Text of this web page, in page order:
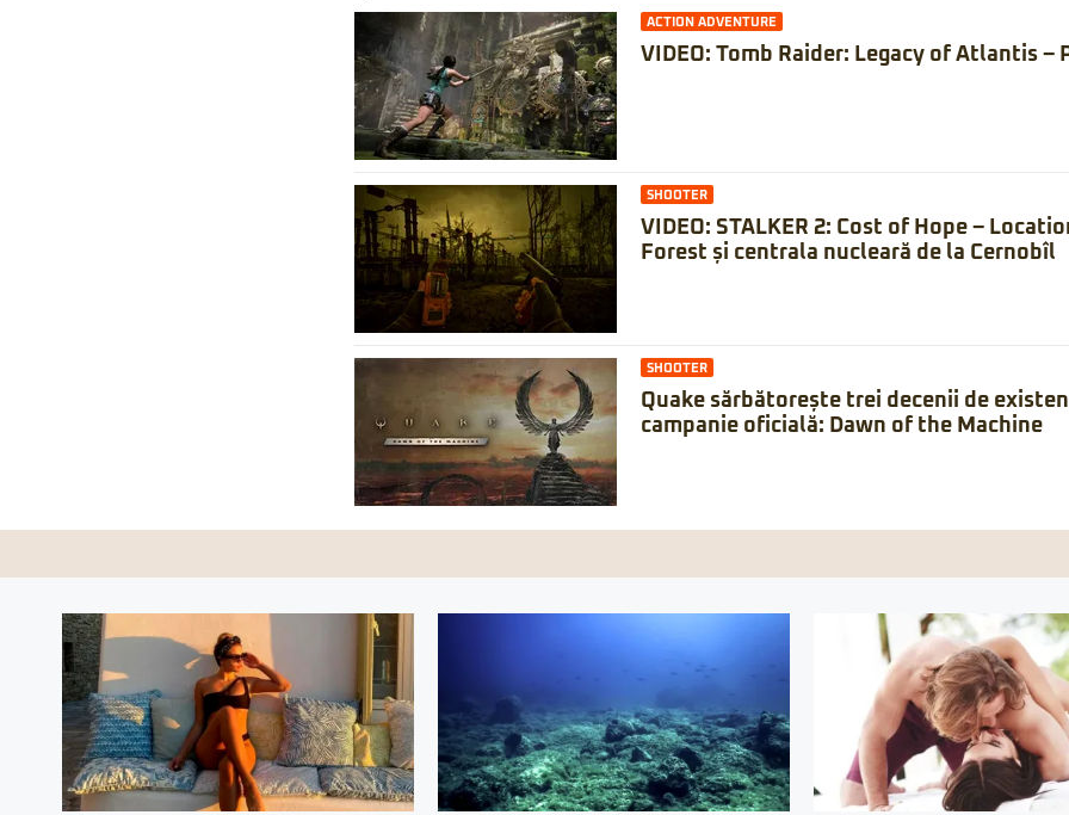
ACTION ADVENTURE
VIDEO: Tomb Raider: Legacy of Atlantis –
SHOOTER
VIDEO: STALKER 2: Cost of Hope –
Forest și centrala nucleară de la Cernobîl
SHOOTER
Quake sărbătorește trei decenii de
campanie oficială: Dawn of the Machine